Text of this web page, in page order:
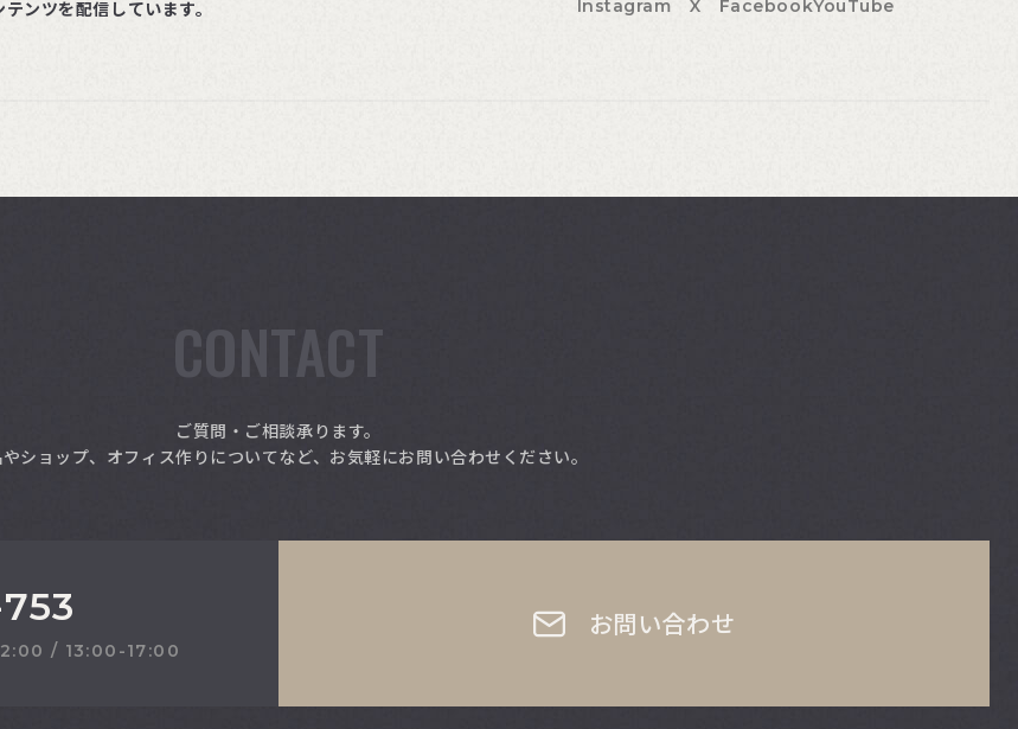
ンツを配信しています。 Instagram X FacebookYouTube
CONTACT
ご質問・ご相談承ります。
ショップ、オフィス作りについてなど、お気軽にお問い合わせください。
/ 13:00-17:00
お問い合わせ